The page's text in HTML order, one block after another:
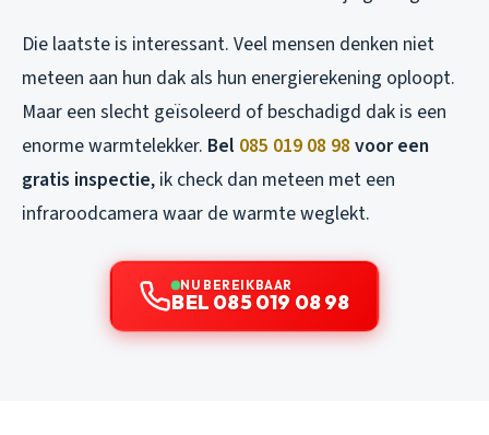
Die laatste is interessant. Veel mensen denken niet
meteen aan hun dak als hun energierekening oploopt.
Maar een slecht geïsoleerd of beschadigd dak is een
enorme warmtelekker. Bel 085 019 08 98 voor een
gratis inspectie, ik check dan meteen met een
infraroodcamera waar de warmte weglekt.
NU BEREIKBAAR
BEL 085 019 08 98